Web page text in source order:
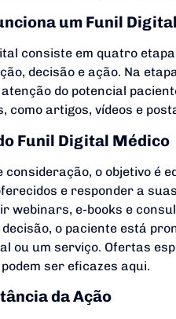
um Funil
consiste em quatro
decisão e ação. Na
do potencial
como artigos, vídeos e
Funil Digital Médico
consideração, o objetivo é
e responder a
webinars, e-books e
o paciente está
ou um serviço. Ofertas
ser eficazes aqui.
da Ação